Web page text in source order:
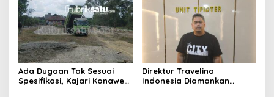
Ada Dugaan Tak Sesuai
Spesifikasi, Kajari Konawe
Direktur Travelina
Indonesia Diamankan